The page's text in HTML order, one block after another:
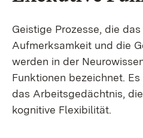
Geistige Prozesse, die
Aufmerksamkeit und die
werden in der
Funktionen bezeichnet.
das Arbeitsgedächtnis,
kognitive Flexibilität.